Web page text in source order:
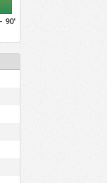
90'